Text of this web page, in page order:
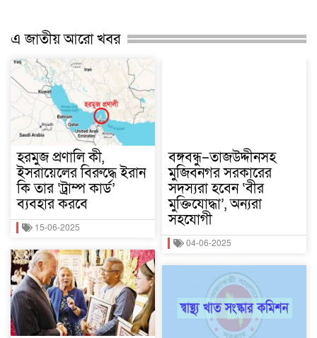
এ জাতীয় আরো খবর
হরমুজ প্রণালি কী,
ইসরায়েলের বিরুদ্ধে ইরান
কি তার ‘ট্রাম্প কার্ড’
ব্যবহার করবে
15-06-2025
বঙ্গবন্ধু–তাজউদ্দীনসহ
মুজিবনগর সরকারের
সদস্যরা হবেন ‘বীর
মুক্তিযোদ্ধা’, অন্যরা
সহযোগী
04-06-2025